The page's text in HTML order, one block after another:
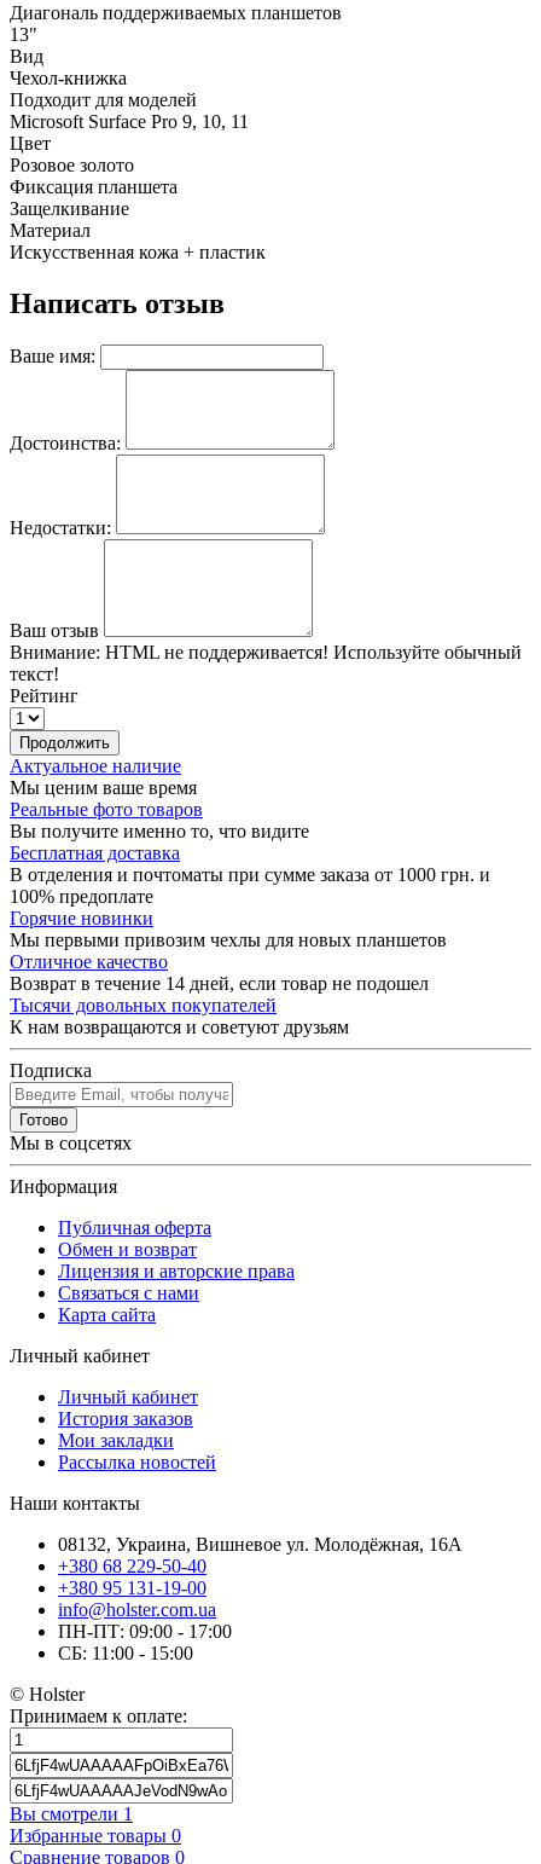
Диагональ поддерживаемых планшетов
13"
Вид
Чехол-книжка
Подходит для моделей
Microsoft Surface Pro 9, 10, 11
Цвет
Розовое золото
Фиксация планшета
Защелкивание
Материал
Искусственная кожа + пластик
Написать отзыв
Ваше имя:
Достоинства:
Недостатки:
Ваш отзыв
Внимание: HTML не поддерживается! Используйте обычный
текст!
Рейтинг
Продолжить
Актуальное наличие
Мы ценим ваше время
Реальные фото товаров
Вы получите именно то, что видите
Бесплатная доставка
В отделения и почтоматы при сумме заказа от 1000 грн. и
100% предоплате
Горячие новинки
Мы первыми привозим чехлы для новых планшетов
Отличное качество
Возврат в течение 14 дней, если товар не подошел
Тысячи довольных покупателей
К нам возвращаются и советуют друзьям
Подписка
Готово
Мы в соцсетях
Информация
Публичная оферта
Обмен и возврат
Лицензия и авторские права
Связаться с нами
Карта сайта
Личный кабинет
Личный кабинет
История заказов
Мои закладки
Рассылка новостей
Наши контакты
08132, Украина, Вишневое ул. Молодёжная, 16А
+380 68 229-50-40
+380 95 131-19-00
info@holster.com.ua
ПН-ПТ: 09:00 - 17:00
СБ: 11:00 - 15:00
© Holster
Принимаем к оплате:
Вы смотрели 1
Избранные товары 0
Сравнение товаров 0